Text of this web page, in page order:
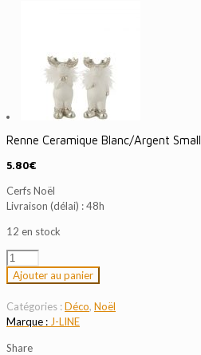
Renne Ceramique Blanc/Argent Small
5.80€
Cerfs Noël
Livraison (délai) : 48h
12 en stock
quantité
de
Renne
Ceramique
Blanc/Argent
Ajouter au panier
Catégories :Déco, Noël
J-LINE
Share